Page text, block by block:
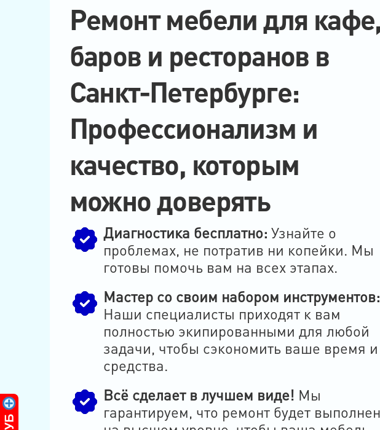
Ремонт мебели для кафе,
баров и ресторанов в
Санкт-Петербурге:
Профессионализм и
качество, которым
можно доверять
Диагностика бесплатно: Узнайте о
проблемах, не потратив ни копейки. Мы
готовы помочь вам на всех этапах.
Мастер со своим набором инструментов:
Наши специалисты приходят к вам
полностью экипированными для любой
задачи, чтобы сэкономить ваше время и
средства.
Всё сделает в лучшем виде! Мы
гарантируем, что ремонт будет выполнен